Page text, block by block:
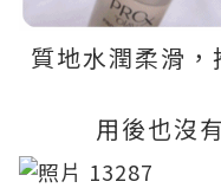
質地水潤柔滑
用後也沒